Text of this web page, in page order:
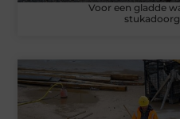
Voor een gladde